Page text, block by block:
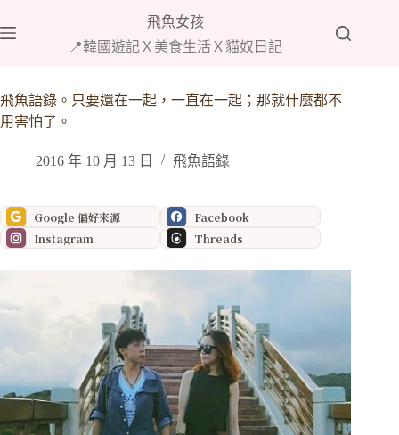
至
內
容
飛魚女孩
📍韓國遊記Ｘ美食生活Ｘ貓奴日記
飛魚語錄。只要還在一起，一直在一起；那就什麼都不
用害怕了。
2016 年 10 月 13 日 飛魚語錄
Google 偏好來源
Facebook
Instagram
Threads